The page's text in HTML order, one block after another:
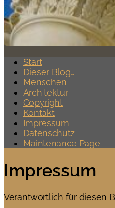
Start
Dieser Blog…
Menschen
Architektur
Copyright
Kontakt
Impressum
Datenschutz
Maintenance Page
Impressum
Verantwortlich für diesen